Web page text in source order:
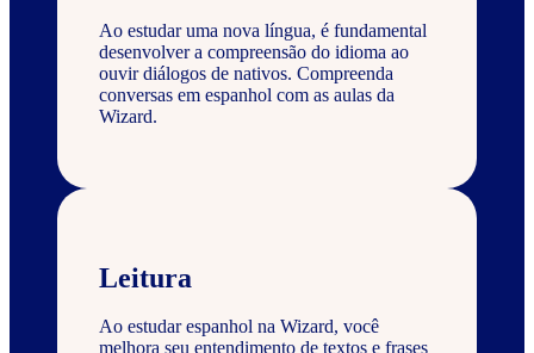
Ao estudar uma nova língua, é fundamental
desenvolver a compreensão do idioma ao
ouvir diálogos de nativos. Compreenda
conversas em espanhol com as aulas da
Wizard.
Leitura
Ao estudar espanhol na Wizard, você
melhora seu entendimento de textos e frases